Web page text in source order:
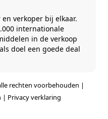
verkoper bij elkaar.
internationale
in de verkoop
doel een goede deal
rechten voorbehouden |
| Privacy verklaring